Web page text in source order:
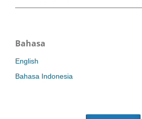
Bahasa
English
Bahasa Indonesia